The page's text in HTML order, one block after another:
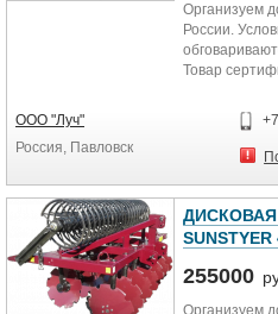
Организуем
России.
Товар
ООО "Луч"
Россия, Павловск
255000
Организуем